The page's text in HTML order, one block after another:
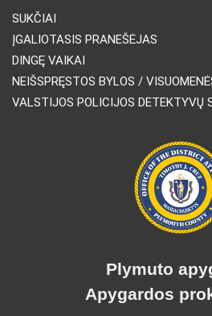
SUKČIAI
ĮGALIOTASIS PRANEŠĖJAS
DINGĘ VAIKAI
NEIŠSPRĘSTOS BYLOS /
VALSTIJOS POLICIJOS DETEKTYVŲ
Plymuto
Apygardos